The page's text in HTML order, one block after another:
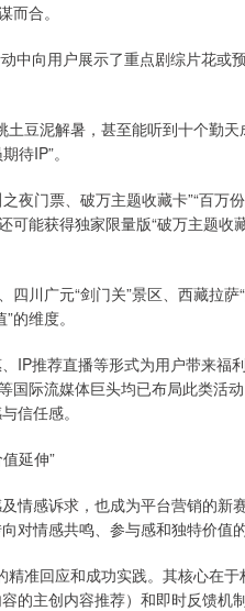
合。
向用户展示了重点剧综片花或
豆泥解暑，甚至能听到十个勤天
待IP”。
门票、破万主题收藏卡”“百万
能获得独家限量版“破万主题收
川广元“剑门关”景区、西藏拉萨
的维度。
推荐直播等形式为用户带来福
际流媒体巨头均已布局此类活动
信任感。
延伸”
感诉求，也成为平台营销的新
对情感共鸣、参与感和独特价值的
准回应和成功实践。其核心在于
的主创内容推荐）和即时反馈机